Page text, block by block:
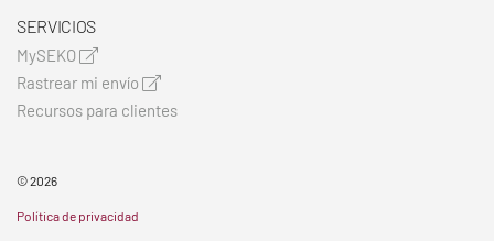
SERVICIOS
MySEKO
Rastrear mi envío
Recursos para clientes
© 2026
Política de privacidad